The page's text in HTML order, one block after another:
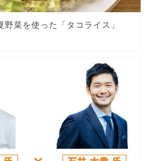
野菜を使った「タコライス」